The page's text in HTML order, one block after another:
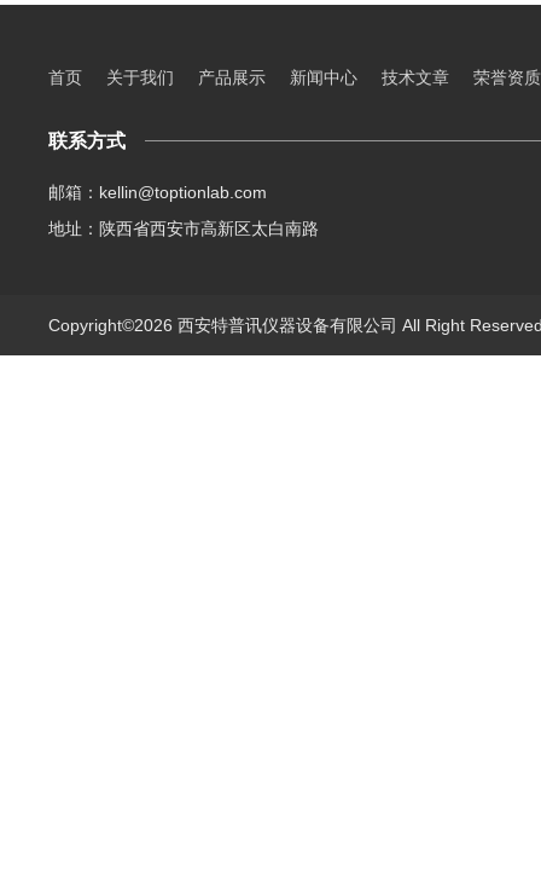
首页 关于我们 产品展示 新闻中心 技术文章 荣誉资质
联系方式
邮箱：kellin@toptionlab.com
地址：陕西省西安市高新区太白南路
Copyright©2026 西安特普讯仪器设备有限公司 All Right